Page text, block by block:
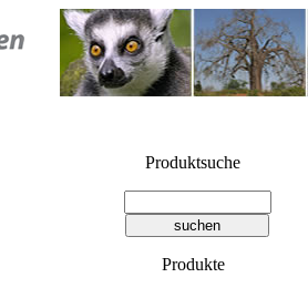
Produktsuche
Produkte